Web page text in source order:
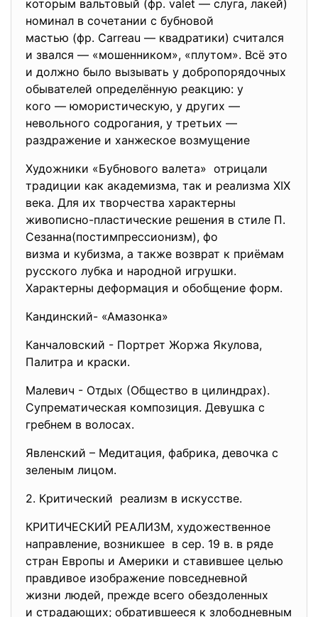
которым вальтовый (фр. valet — слуга, лакей)
номинал в сочетании с бубновой
мастью (фр. Carreau — квадратики) считался
и звался — «мошенником», «плутом». Всё это
и должно было вызывать у добропорядочных
обывателей определённую реакцию: у
кого — юмористическую, у других —
невольного содрогания, у третьих —
раздражение и ханжеское возмущение
Художники «Бубнового валета» отрицали
традиции как академизма, так и реализма XIX
века. Для их творчества характерны
живописно-пластические решения в стиле П.
Сезанна(постимпрессионизм), фо
визма и кубизма, а также возврат к приёмам
русского лубка и народной игрушки.
Характерны деформация и обобщение форм.
Кандинский- «Амазонка»
Канчаловский - Портрет Жоржа Якулова,
Палитра и краски.
Малевич - Отдых (Общество в цилиндрах).
Супрематическая композиция. Девушка с
гребнем в волосах.
Явленский – Медитация, фабрика, девочка с
зеленым лицом.
2. Критический реализм в искусстве.
КРИТИЧЕСКИЙ РЕАЛИЗМ, художественное
направление, возникшее в сер. 19 в. в ряде
стран Европы и Америки и ставившее целью
правдивое изображение повседневной
жизни людей, прежде всего обездоленных
и страдающих; обратившееся к злободневным